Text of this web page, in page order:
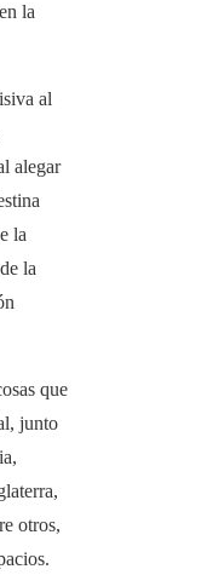
en la
al
alegar
la
la
que
junto
otros,